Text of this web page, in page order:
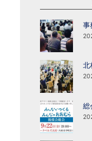
事
北
総